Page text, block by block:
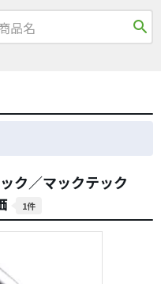
search
ク／マックテック
1件